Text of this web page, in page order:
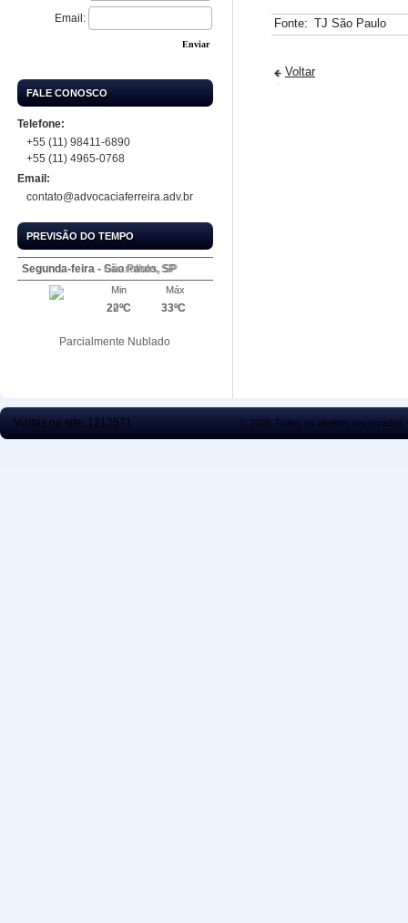
Email:
Enviar
FALE CONOSCO
Telefone:
+55 (11) 98411-6890
+55 (11) 4965-0768
Email:
contato@advocaciaferreira.adv.br
PREVISÃO DO TEMPO
Segunda-feira - São Paulo, SP
Máx
33ºC
Min
22ºC
Parcialmente Nublado
Segunda-feira - Guarulhos, SP
Máx
33ºC
Min
20ºC
Parcialmente Nublado
Fonte: TJ São Paulo
Voltar
Visitas no site: 1212571 © 2026 Todos os direitos reservados